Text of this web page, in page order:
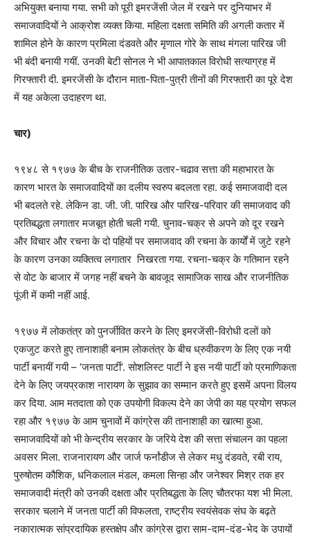
अभियुक्त बनाया गया. सभी को पूरी इमरजेंसी जेल में रखने पर दुनियाभर में
समाजवादियों ने आक्रोश व्यक्त किया. महिला दक्षता समिति की अगली कतार में
शामिल होने के कारण प्रमिला दंडवते और मृणाल गोरे के साथ मंगला पारिख जी
भी बंदी बनायी गयीं. उनकी बेटी सोनल ने भी आपातकाल विरोधी सत्याग्रह में
गिरफ्तारी दी. इमरजेंसी के दौरान माता-पिता-पुत्री तीनों की गिरफ्तारी का पूरे देश
में यह अकेला उदाहरण था.
चार)
१९४८ से १९७७ के बीच के राजनीतिक उतार-चढाव सत्ता की महाभारत के
कारण भारत के समाजवादियों का दलीय स्वरुप बदलता रहा. कई समाजवादी दल
भी बदलते रहे. लेकिन डा. जी. जी. पारिख और पारिख-परिवार की समाजवाद की
प्रतिबद्धता लगातार मजबूत होती चली गयी. चुनाव-चक्र से अपने को दूर रखने
और विचार और रचना के दो पहियों पर समाजवाद की रचना के कार्यों में जुटे रहने
के कारण उनका व्यक्तित्व लगातार निखरता गया. रचना-चक्र के गतिमान रहने
से वोट के बाजार में जगह नहीं बचने के बावजूद सामाजिक साख और राजनीतिक
पूंजी में कमी नहीं आई.
१९७७ में लोकतंत्र को पुनर्जीवित करने के लिए इमरजेंसी-विरोधी दलों को
एकजुट करते हुए तानाशाही बनाम लोकतंत्र के बीच ध्रुवीकरण के लिए एक नयी
पार्टी बनायीं गयी – ‘जनता पार्टी’. सोशलिस्ट पार्टी ने इस नयी पार्टी को प्रमाणिकता
देने के लिए जयप्रकाश नारायण के सुझाव का सम्मान करते हुए इसमें अपना विलय
कर दिया. आम मतदाता को एक उपयोगी विकल्प देने का जेपी का यह प्रयोग सफल
रहा और १९७७ के आम चुनावों में कांग्रेस की तानाशाही का खात्मा हुआ.
समाजवादियों को भी केन्द्रीय सरकार के जरिये देश की सत्ता संचालन का पहला
अवसर मिला. राजनारायण और जार्ज फर्नांडीज से लेकर मधु दंडवते, रबी राय,
पुरुषोतम कौशिक, धनिकलाल मंडल, कमला सिन्हा और जनेश्वर मिश्र तक हर
समाजवादी मंत्री को उनकी दक्षता और प्रतिबद्धता के लिए चौतरफा यश भी मिला.
सरकार चलाने में जनता पार्टी की विफलता, राष्ट्रीय स्वयंसेवक संघ के बढ़ते
नकारात्मक सांप्रदायिक हस्तक्षेप और कांग्रेस द्वारा साम-दाम-दंड-भेद के उपायों